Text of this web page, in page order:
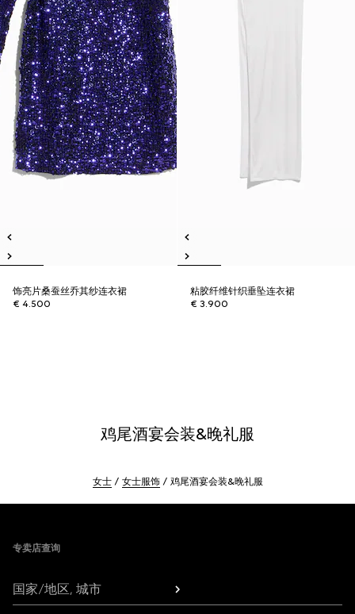
饰亮片桑蚕丝乔其纱连衣裙
€ 4.500
粘胶纤维针织垂坠连衣裙
€ 3.900
鸡尾酒宴会装&晚礼服
女士 女士服饰 鸡尾酒宴会装&晚礼服
专卖店查询
国家/地区, 城市